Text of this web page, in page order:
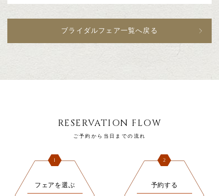
ブライダルフェア一覧へ戻る
RESERVATION FLOW
ご予約から当日までの流れ
1
フェアを選ぶ
2
予約する